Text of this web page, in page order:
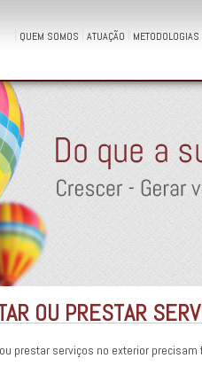
QUEM SOMOS ATUAÇÃO
OU PRESTAR
prestar serviços no exterior